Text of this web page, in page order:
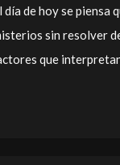
de hoy se piensa
sin resolver
que